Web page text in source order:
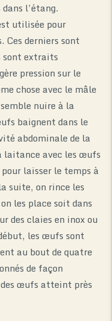
l’étang.
utilisée pour
derniers sont
sont extraits
pression sur le
chose avec le mâle
nuire à la
baignent dans le
abdominale de la
laitance avec les œufs
laisser le temps à
suite, on rince les
les place soit dans
des claies en inox ou
les œufs sont
au bout de quatre
de façon
œufs atteint près